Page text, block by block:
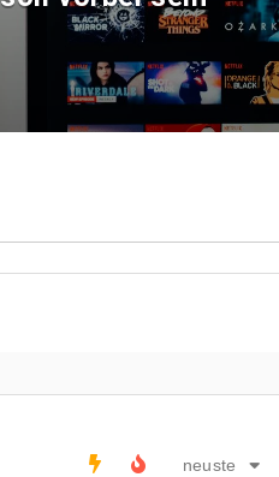
neuste